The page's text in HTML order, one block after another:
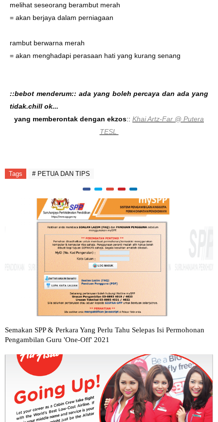
melihat seseorang berambut merah
= akan berjaya dalam perniagaan
rambut berwarna merah
= akan menghadapi perasaan hati yang kurang senang
::bebot menderum:: ada yang boleh percaya dan ada yang
tidak.chill ok...
yang memberontak dengan ekzos:: Khai Artz-Far @ Putera
TESL
Tags # PETUA DAN TIPS
Semakan SPP & Perkara Yang Perlu Tahu Selepas Isi Permohonan
Pengambilan Guru 'One-Off' 2021